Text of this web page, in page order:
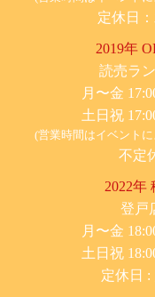
定休日
2019年
読売ラ
月〜金
土日祝
(営業時間はイベント
不定
2022年
登戸
月〜金
土日祝
定休日 :